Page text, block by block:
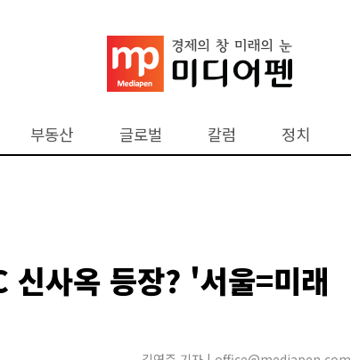
부동산 글로벌 칼럼 정치
사옥 등장? '서울=미래